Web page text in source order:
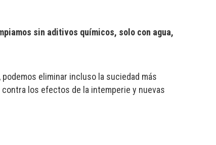
sin aditivos químicos, solo con agua,
, podemos eliminar incluso la suciedad más
los efectos de la intemperie y nuevas